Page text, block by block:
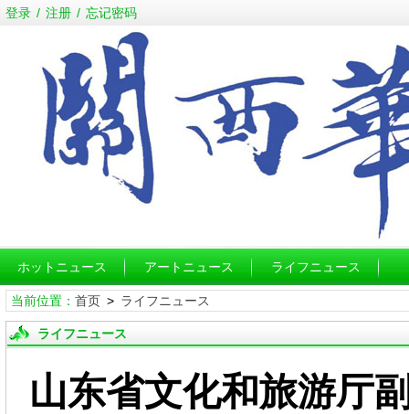
登录 / 注册 / 忘记密码
ホットニュース アートニュース ライフニュース
当前位置： 首页> ライフニュース
ライフニュース
山东省文化和旅游厅